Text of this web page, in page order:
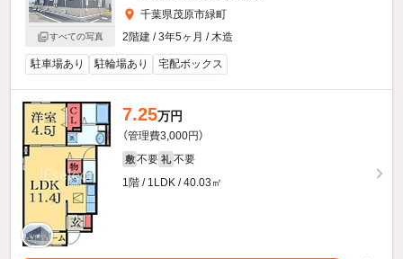
すべての写真
千葉県茂原市緑町
2階建 / 3年5ヶ月 / 木造
駐車場あり 駐輪場あり 宅配ボックス
7.25万円
（管理費3,000円）
敷 不要 礼 不要
1階 / 1LDK / 40.03㎡